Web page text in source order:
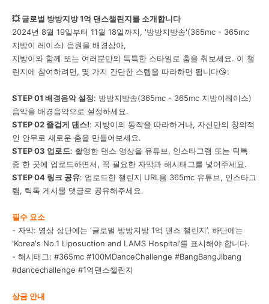
💥 글로벌 방방지방 1억 댄스챌린지를 소개합니다
2024년 8월 19일부터 11월 18일까지, '방방지방송'(365mc - 365mc
지방이 레이스) 음원을 배경삼아,
지방이와 함께 또는 여러분만의 독특한 스타일로 춤을 춰보세요. 이 챌
린지에 참여하려면, 몇 가지 간단한 스텝을 따라하면 됩니다😘:
STEP 01 배경음악 설정: 방방지방송(365mc - 365mc 지방이레이스)
음악을 배경음악으로 설정하세요.
STEP 02 즐겁게 댄스!: 지방이의 동작을 따라하거나, 자신만의 창의적
인 안무로 새로운 춤을 만들어보세요.
STEP 03 업로드: 촬영한 댄스 영상을 유튜브, 인스타그램 또는 틱톡
중 한 곳에 업로드하면서, 꼭 필요한 자막과 해시태그를 넣어주세요.
STEP 04 링크 공유: 업로드한 챌린지 URL을 365mc 유튜브, 인스타그
램, 틱톡 게시물 댓글로 공유해주세요.
필수 요소
- 자막: 영상 상단에는 ‘글로벌 방방지방 1억 댄스 챌린지’, 하단에는
‘Korea's No.1 Liposuction and LAMS Hospital’를 표시해야 합니다.
- 해시태그: #365mc #100MDanceChallenge #BangBangJibang
#dancechallenge #1억댄스챌린지
상금 안내